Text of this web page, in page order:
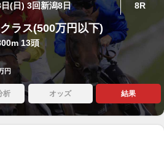
(日) 3回新潟8日 8R
ラス(500万円以下)
13頭
円
析 オッズ 結果